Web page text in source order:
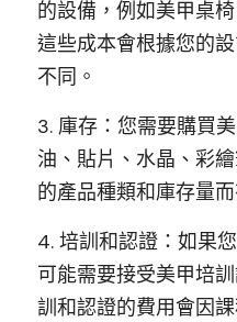
的設備，例如美甲桌
這些成本會根據您的
不同。
3. 庫存：您需要購買
油、貼片、水晶、彩
的產品種類和庫存量
4. 培訓和認證：如果
可能需要接受美甲培
訓和認證的費用會因